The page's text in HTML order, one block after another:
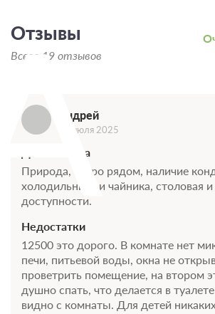
Отзывы
Всего 19 отзывов
Андрей
28 июля 2025
Достоинства
Природа, озеро рядом, наличие
холодильника и чайника, столовая
доступности.
Недостатки
12500 это дорого. В комнате нет
печи, питьевой воды, окна не
проветрить помещение, на втором
душно спать, что делается в
видно с комнаты. Для детей